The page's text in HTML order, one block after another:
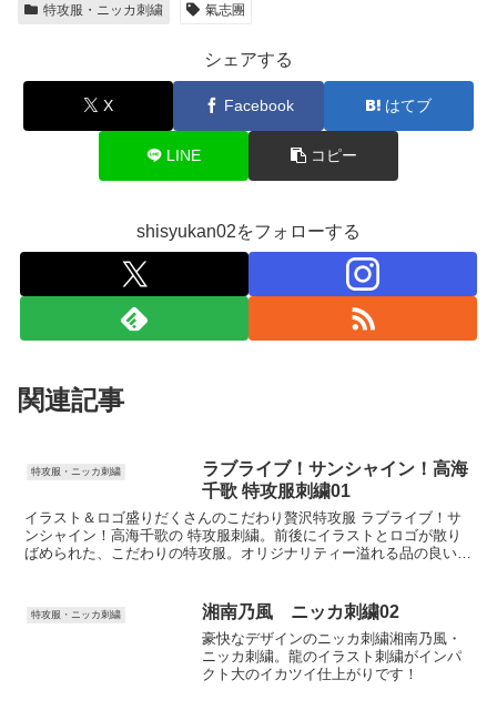
特攻服・ニッカ刺繍 氣志團
シェアする
X Facebook はてブ
LINE コピー
shisyukan02をフォローする
関連記事
特攻服・ニッカ刺繍
ラブライブ！サンシャイン！高海
千歌 特攻服刺繍01
イラスト＆ロゴ盛りだくさんのこだわり贅沢特攻服 ラブライブ！サ
ンシャイン！高海千歌の 特攻服刺繍。前後にイラストとロゴが散り
ばめられた、こだわりの特攻服。オリジナリティー溢れる品の良いデ
特攻服・ニッカ刺繍 湘南乃風 ニッカ刺繍02
豪快なデザインのニッカ刺繍湘南乃風・
ニッカ刺繍。龍のイラスト刺繍がインパ
クト大のイカツイ仕上がりです！